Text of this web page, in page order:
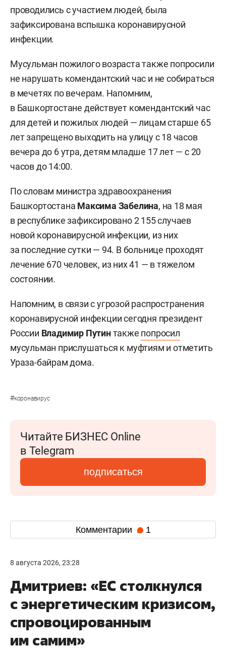
проводились с участием людей, была
зафиксирована вспышка коронавирусной
инфекции.
Мусульман пожилого возраста также попросили
не нарушать комендантский час и не собираться
в мечетях по вечерам. Напомним,
в Башкортостане действует комендантский час
для детей и пожилых людей — лицам старше 65
лет запрещено выходить на улицу с 18 часов
вечера до 6 утра, детям младше 17 лет — с 20
часов до 14:00.
По словам министра здравоохранения
Башкортостана Максима Забелина, на 18 мая
в республике зафиксировано 2 155 случаев
новой коронавирусной инфекции, из них
за последние сутки — 94. В больнице проходят
лечение 670 человек, из них 41 — в тяжелом
состоянии.
Напомним, в связи с угрозой распространения
коронавирусной инфекции сегодня президент
России Владимир Путинтакже попросил
мусульман прислушаться к муфтиям и отметить
Ураза-байрам дома.
#коронавирус
Читайте БИЗНЕС Online
в Telegram
подписаться
Комментарии 1
8 августа 2026, 23:28
Дмитриев: «ЕС столкнулся
с энергетическим кризисом,
спровоцированным
им самим»